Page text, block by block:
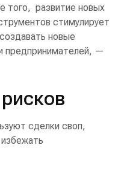
того, развитие новых
стимулирует
новые
предпринимателей, —
сделки своп,